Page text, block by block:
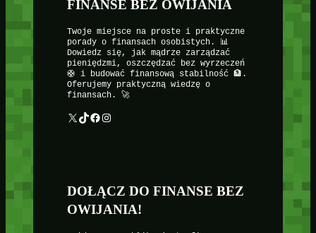
FINANSE BEZ OWIJANIA
Twoje miejsce na proste i praktyczne
porady o finansach osobistych. 📊
Dowiedz się, jak mądrze zarządzać
pieniędzmi, oszczędzać bez wyrzeczeń
🛟 i budować finansową stabilność 🏦.
Oferujemy praktyczną wiedzę o
finansach. 🚀
X TikTok Facebook Instagram
DOŁĄCZ DO FINANSE BEZ
OWIJANIA!